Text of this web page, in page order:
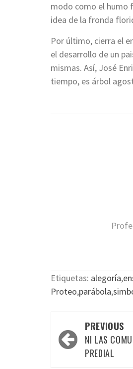
modo como el humo
idea de la fronda
Por último, cierra el
el desarrollo de un
mismas. Así, José
tiempo, es árbol
Etiquetas: alegoría,
Proteo,parábola,
Post
navigation
PREVIOUS
NI LAS
PREDIAL